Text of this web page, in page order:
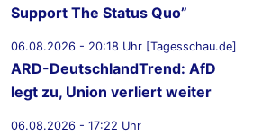
Support The Status Quo”
06.08.2026 - 20:18 Uhr [Tagesschau.de]
ARD-DeutschlandTrend: AfD
legt zu, Union verliert weiter
06.08.2026 - 17:22 Uhr